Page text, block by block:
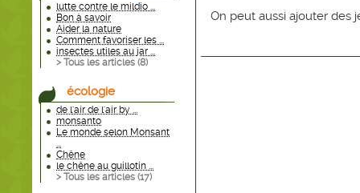
lutte contre le mildio ...
Bon à savoir
Aider la nature
Comment favoriser les ...
insectes utiles au jar ...
> Tous les articles (8)
écologie
de l'air de l'air by ...
monsanto
Le monde selon Monsant
...
Chêne
le chêne au guillotin ...
> Tous les articles (17)
On peut aussi ajouter des